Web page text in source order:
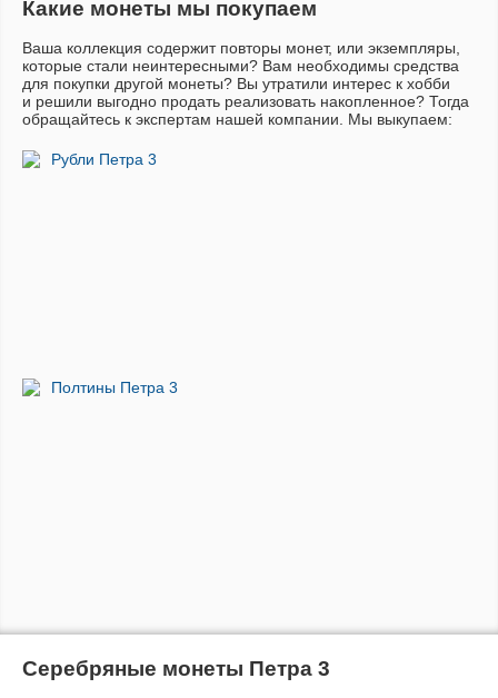
Какие монеты мы покупаем
Ваша коллекция содержит повторы монет, или экземпляры,
которые стали неинтересными? Вам необходимы средства
для покупки другой монеты? Вы утратили интерес к хобби
и решили выгодно продать реализовать накопленное? Тогда
обращайтесь к экспертам нашей компании. Мы выкупаем:
Рубли Петра 3
Полтины Петра 3
Серебряные монеты Петра 3